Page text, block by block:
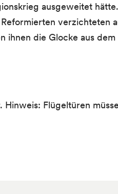
ausgeweitet
die Glocke aus
Flügeltüren